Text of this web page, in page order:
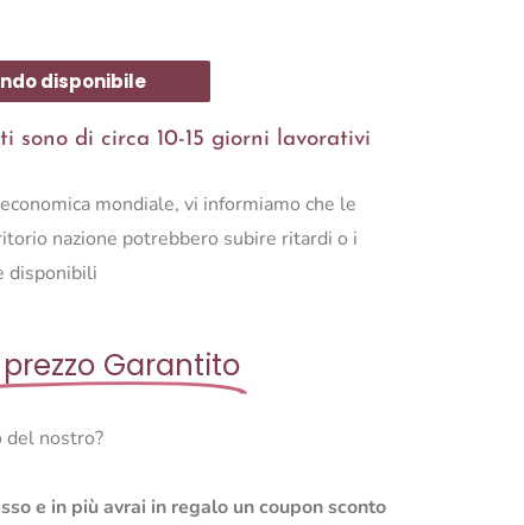
disponibile
sono di circa 10-15 giorni lavorativi
mondiale, vi informiamo che le
nazione potrebbero subire ritardi o i
disponibili
Garantito
del nostro?
e in più avrai in regalo un coupon sconto